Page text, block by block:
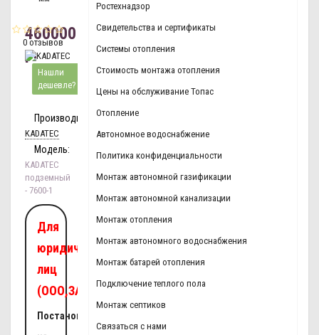
Ростехнадзор
Свидетельства и сертификаты
Системы отопления
Стоимость монтажа отопления
Цены на обслуживание Топас
Отопление
Автономное водоснабжение
Политика конфиденциальности
Монтаж автономной газификации
Монтаж автономной канализации
Монтаж отопления
Монтаж автономного водоснабжения
Монтаж батарей отопления
Подключение теплого пола
Монтаж септиков
Связаться с нами
0 отзывов
460000
р.
Нашли
дешевле?
Производитель:
KADATEC
Модель:
KADATEC
подземный
- 7600-1
Для
юридических
лиц
(ООО,ЗАО,ОАО):
Постановка